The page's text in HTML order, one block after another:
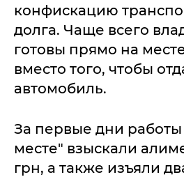
конфискацию
долга. Чаще всего
готовы прямо на
вместо того, чтобы
автомобиль.
За первые дни работы
месте" взыскали
грн, а также изъяли